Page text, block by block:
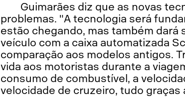
Guimarães diz que as novas
problemas. "A tecnologia será
estão chegando, mas também dará
veículo com a caixa automatizada
comparação aos modelos antigos.
vida aos motoristas durante a
consumo de combustível, a
velocidade de cruzeiro, tudo graças